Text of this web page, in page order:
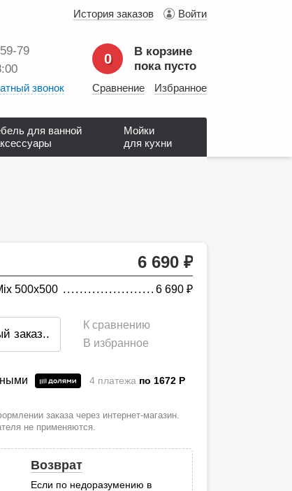
История заказов Войти
звонок
0
В корзине
пока пусто
Сравнение Избранное
для ванной
Мойки
для кухни
6 690
500х500 6 690
заказ..
К сравнению
В избранное
4 платежа по 1672 P
заказа через интернет-магазин.
не применяются.
Возврат
Если по недоразумению в